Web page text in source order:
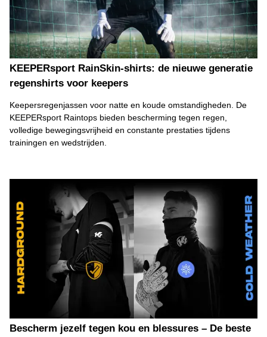
KEEPERsport RainSkin-shirts: de nieuwe generatie
regenshirts voor keepers
Keepersregenjassen voor natte en koude omstandigheden. De
KEEPERsport Raintops bieden bescherming tegen regen,
volledige bewegingsvrijheid en constante prestaties tijdens
trainingen en wedstrijden.
Bescherm jezelf tegen kou en blessures – De beste